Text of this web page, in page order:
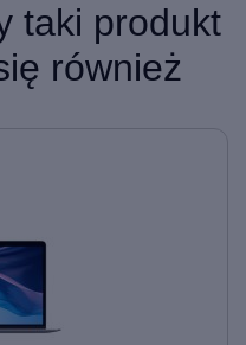
taki produkt
również